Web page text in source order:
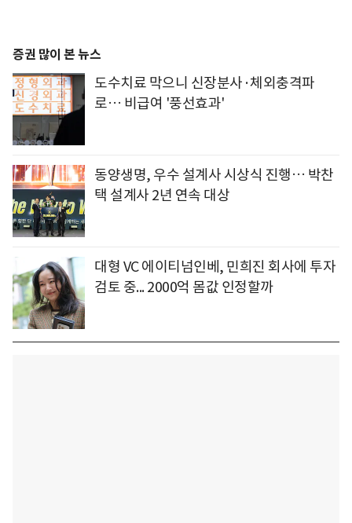
증권 많이 본 뉴스
도수치료 막으니 신장분사·체외충격파
로… 비급여 '풍선효과'
동양생명, 우수 설계사 시상식 진행… 박찬
택 설계사 2년 연속 대상
대형 VC 에이티넘인베, 민희진 회사에 투자
검토 중... 2000억 몸값 인정할까